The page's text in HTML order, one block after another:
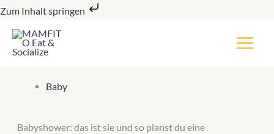
Zum Inhalt springen
Zum
springen
Baby
Babyshower: das ist sie und so planst du eine